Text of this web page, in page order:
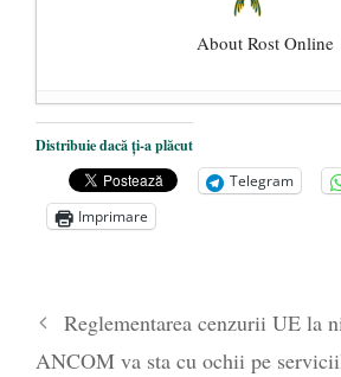
About Rost Online
Dezvăluiri cutremurătoare
președintele Ucrainei,
Zelensky
- 13 mai 2026
Statul care servește Națiunea
poetului Octavian Goga,
- 16 aprilie 2026
Distribuie dacă ți-a plăcut
Telegram
Imprimare
Reglementarea cenzurii UE la
ANCOM va sta cu ochii pe